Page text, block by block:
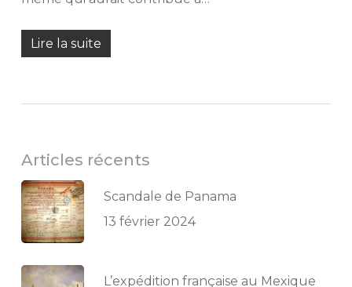
Lire la suite
Articles récents
Scandale de Panama
13 février 2024
L’expédition française au Mexique